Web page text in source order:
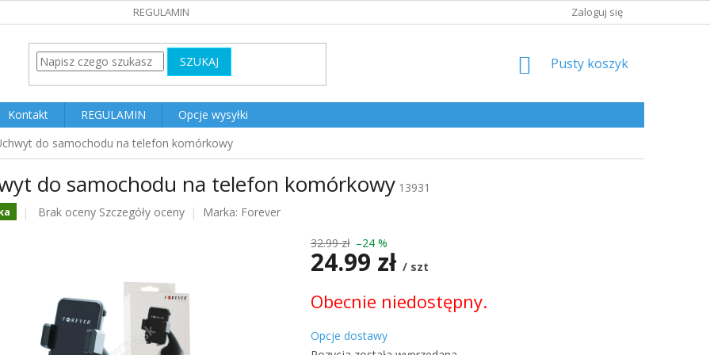
REGULAMIN Zaloguj się
SZUKAJ KOSZYK
Pusty koszyk
Kontakt REGULAMIN
Opcje wysyłki
do samochodu na telefon komórkowy
do samochodu na telefon komórkowy 13931
Średnia
gwiazdek.
Brak oceny Szczegóły oceny Marka: Forever
32.99 zł –24 %
24.99 zł / szt
jednostkowa:
Obecnie niedostępny.
Opcje dostawy